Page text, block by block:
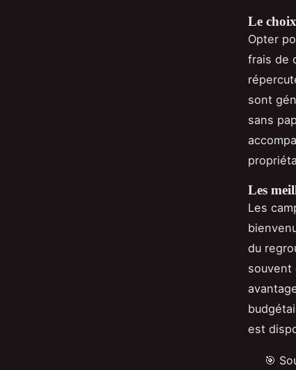
Le
Opter
frais de
sont
sans
Les
Les
du
souvent
est
🎯